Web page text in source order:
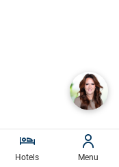
Hotels Menu